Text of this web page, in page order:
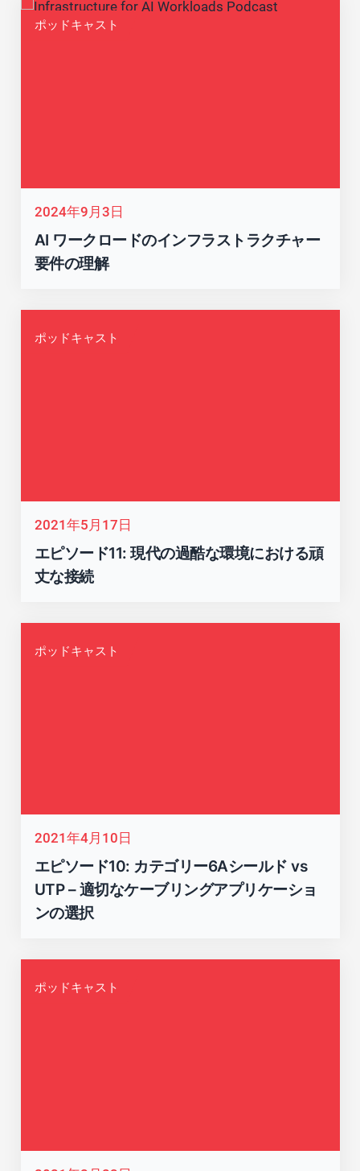
ポッドキャスト
2024年9月3日
AI ワークロードのインフラストラクチャー
要件の理解
ポッドキャスト
2021年5月17日
エピソード11: 現代の過酷な環境における頑
丈な接続
ポッドキャスト
2021年4月10日
エピソード10: カテゴリー6Aシールド vs
UTP – 適切なケーブリングアプリケーショ
ンの選択
ポッドキャスト